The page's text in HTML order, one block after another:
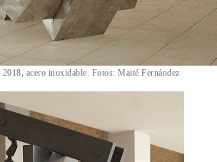
2018, acero inoxidable. Fotos: Maité Fernández